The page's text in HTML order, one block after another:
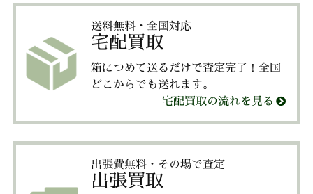
送料無料・全国対応
宅配買取
箱につめて送るだけで査定完了！全国
どこからでも送れます。
宅配買取の流れを見る
出張費無料・その場で査定
出張買取